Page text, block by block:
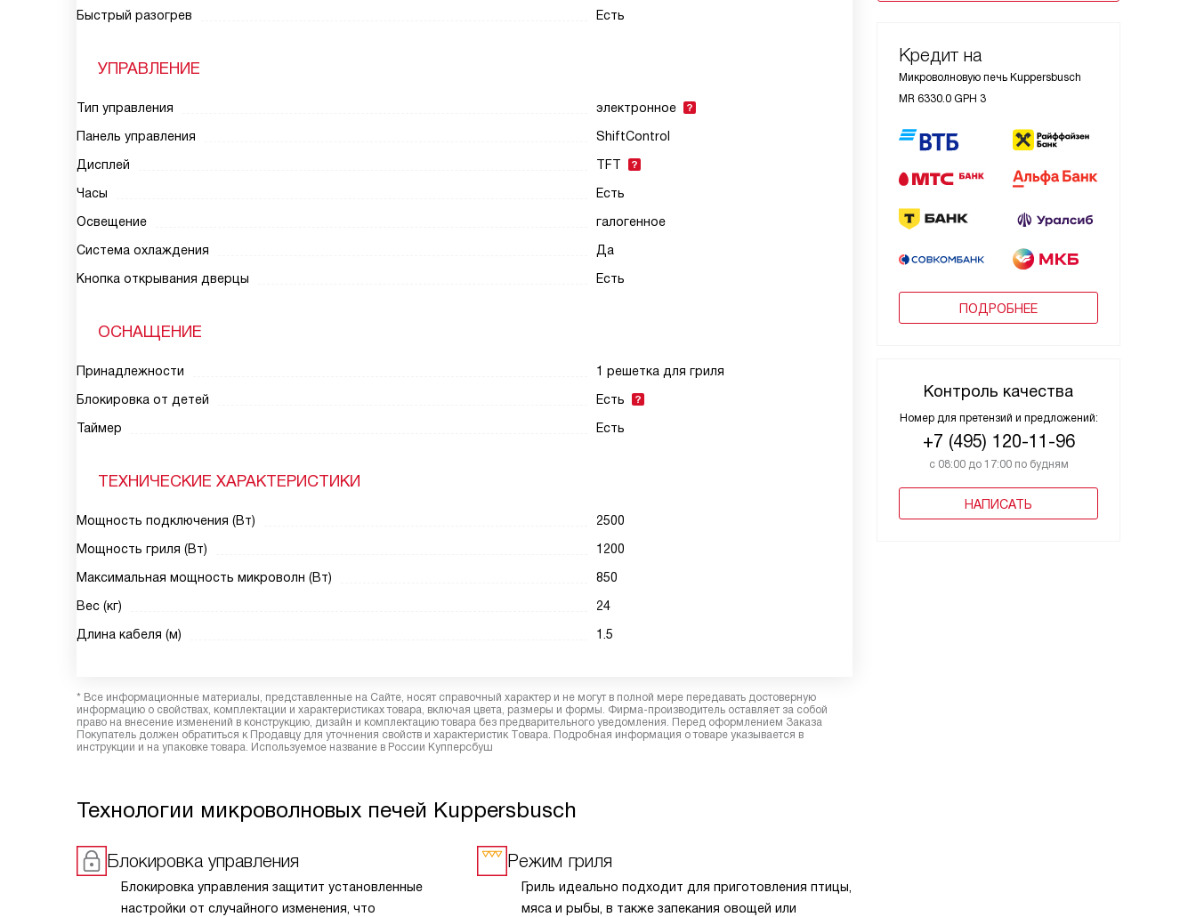
Кредит на
Микроволновую печь Kuppersbusch
MR 6330.0 GPH 3
ПОДРОБНЕЕ
Контроль качества
Номер для претензий и предложений:
+7 (495) 120-11-96
с 08:00 до 17:00 по будням
НАПИСАТЬ
Быстрый разогрев
Есть
УПРАВЛЕНИЕ
Тип управления
электронное
Панель управления
ShiftControl
Дисплей
TFT
Часы
Есть
Освещение
галогенное
Система охлаждения
Да
Кнопка открывания дверцы
Есть
ОСНАЩЕНИЕ
Принадлежности
1 решетка для гриля
Блокировка от детей
Есть
Таймер
Есть
ТЕХНИЧЕСКИЕ ХАРАКТЕРИСТИКИ
Мощность подключения (Вт)
2500
Мощность гриля (Вт)
1200
Максимальная мощность микроволн (Вт)
850
Вес (кг)
24
Длина кабеля (м)
1.5
* Все информационные материалы, представленные на Сайте, носят справочный характер и не могут в полной мере передавать достоверную
информацию о свойствах, комплектации и характеристиках товара, включая цвета, размеры и формы. Фирма-производитель оставляет за собой
право на внесение изменений в конструкцию, дизайн и комплектацию товара без предварительного уведомления. Перед оформлением Заказа
Покупатель должен обратиться к Продавцу для уточнения свойств и характеристик Товара. Подробная информация о товаре указывается в
инструкции и на упаковке товара. Используемое название в России Купперсбуш
Технологии микроволновых печей Kuppersbusch
Блокировка управления
Блокировка управления защитит установленные
настройки от случайного изменения, что
Режим гриля
Гриль идеально подходит для приготовления птицы,
мяса и рыбы, в также запекания овощей или